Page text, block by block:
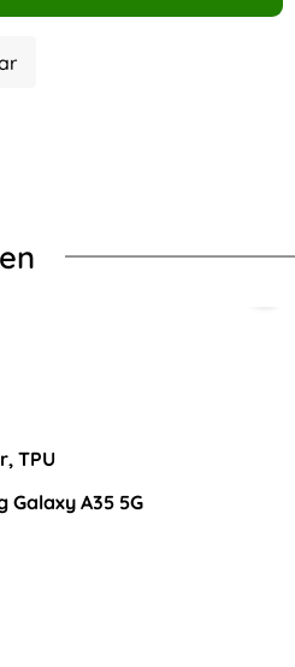
Läder Brun
produkt
TPU
Galaxy A35 5G